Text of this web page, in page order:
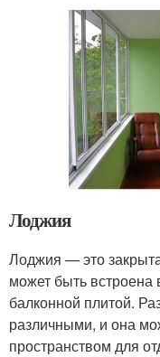
Лоджия
Лоджия — это
может быть
балконной плитой.
различными, и она
пространством для